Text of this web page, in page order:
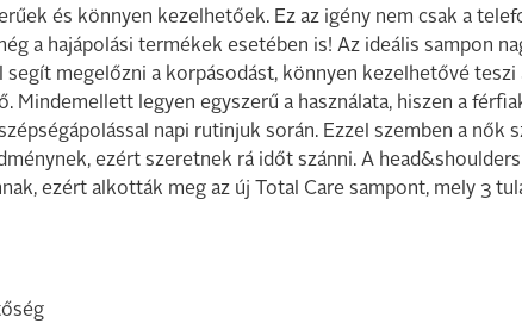
és könnyen kezelhetőek. Ez az igény nem csak a
a hajápolási termékek esetében is! Az ideális sampon
segít megelőzni a korpásodást, könnyen kezelhetővé teszi
Mindemellett legyen egyszerű a használata, hiszen a
napi rutinjuk során. Ezzel szemben a nők
ezért szeretnek rá időt szánni. A
ezért alkották meg az új Total Care sampont, mely 3